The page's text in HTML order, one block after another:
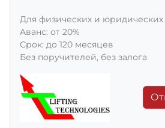
Для физических и
Aванс: от 20%
Срок: до 120 месяцев
Без поручителей, без залога